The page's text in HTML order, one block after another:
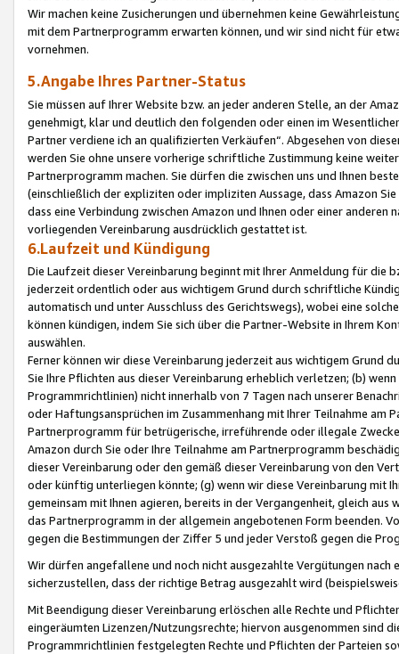
Wir machen keine Zusicherungen und übernehmen keine
mit dem Partnerprogramm erwarten können, und wir sind nicht für
vornehmen.
5.Angabe Ihres Partner-Status
Sie müssen auf Ihrer Website bzw. an jeder anderen Stelle, an der
genehmigt, klar und deutlich den folgenden oder einen im
Partner verdiene ich an qualifizierten Verkäufen“. Abgesehen von
werden Sie ohne unsere vorherige schriftliche Zustimmung keine
Partnerprogramm machen. Sie dürfen die zwischen uns und Ihnen
(einschließlich der expliziten oder impliziten Aussage, dass Amazon
dass eine Verbindung zwischen Amazon und Ihnen oder einer
vorliegenden Vereinbarung ausdrücklich gestattet ist.
6.Laufzeit und Kündigung
Die Laufzeit dieser Vereinbarung beginnt mit Ihrer Anmeldung für die
jederzeit ordentlich oder aus wichtigem Grund durch schriftliche
automatisch und unter Ausschluss des Gerichtswegs), wobei eine
können kündigen, indem Sie sich über die Partner-Website in Ihrem
auswählen.
Ferner können wir diese Vereinbarung jederzeit aus wichtigem Grund
Sie Ihre Pflichten aus dieser Vereinbarung erheblich verletzen; (b)
Programmrichtlinien) nicht innerhalb von 7 Tagen nach unserer
oder Haftungsansprüchen im Zusammenhang mit Ihrer Teilnahme am
Partnerprogramm für betrügerische, irreführende oder illegale
Amazon durch Sie oder Ihre Teilnahme am Partnerprogramm
dieser Vereinbarung oder den gemäß dieser Vereinbarung von den
oder künftig unterliegen könnte; (g) wenn wir diese Vereinbarung mit
gemeinsam mit Ihnen agieren, bereits in der Vergangenheit, gleich
das Partnerprogramm in der allgemein angebotenen Form beenden.
gegen die Bestimmungen der Ziffer 5 und jeder Verstoß gegen die
Wir dürfen angefallene und noch nicht ausgezahlte Vergütungen
sicherzustellen, dass der richtige Betrag ausgezahlt wird
Mit Beendigung dieser Vereinbarung erlöschen alle Rechte und
eingeräumten Lizenzen/Nutzungsrechte; hiervon ausgenommen sind
Programmrichtlinien festgelegten Rechte und Pflichten der Parteien